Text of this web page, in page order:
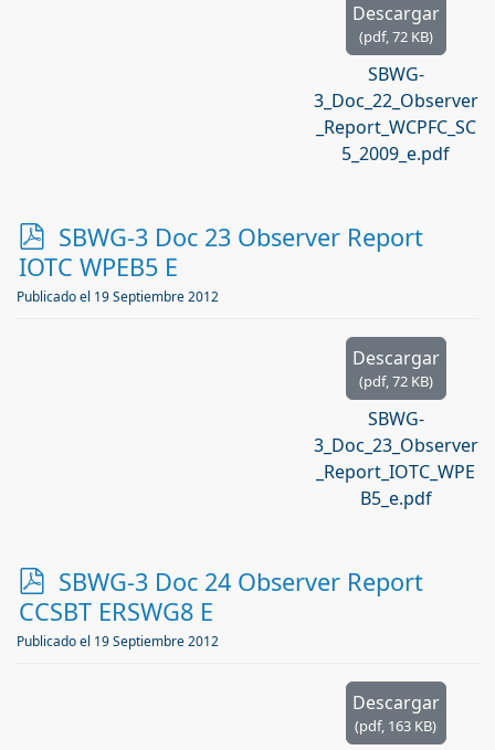
Descargar
(pdf,72 KB)
SBWG-
3_Doc_22_Observer
_Report_WCPFC_SC
5_2009_e.pdf
p
d
f
SBWG-3 Doc 23 Observer Report
IOTC WPEB5 E
Publicado el 19 Septiembre 2012
Descargar
(pdf,72 KB)
SBWG-
3_Doc_23_Observer
_Report_IOTC_WPE
B5_e.pdf
p
d
f
SBWG-3 Doc 24 Observer Report
CCSBT ERSWG8 E
Publicado el 19 Septiembre 2012
Descargar
(pdf, 163 KB)